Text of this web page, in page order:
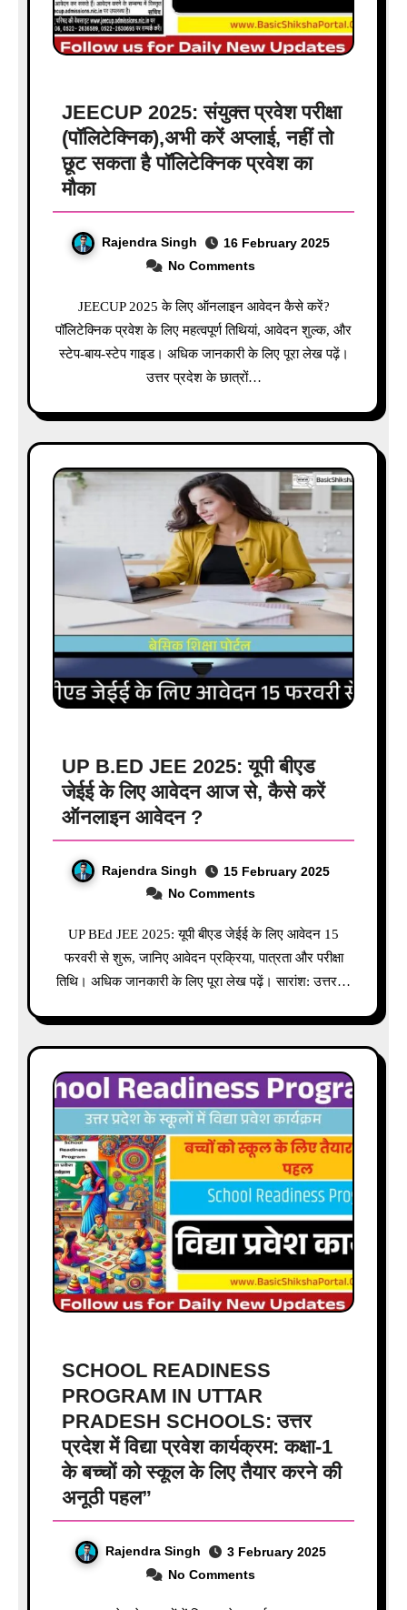
JEECUP 2025: संयुक्त प्रवेश परीक्षा
(पॉलिटेक्निक),अभी करें अप्लाई, नहीं तो
छूट सकता है पॉलिटेक्निक प्रवेश का
मौका
Rajendra Singh
16 February 2025
No Comments
JEECUP 2025 के लिए ऑनलाइन आवेदन कैसे करें?
पॉलिटेक्निक प्रवेश के लिए महत्वपूर्ण तिथियां, आवेदन शुल्क, और
स्टेप-बाय-स्टेप गाइड। अधिक जानकारी के लिए पूरा लेख पढ़ें।
उत्तर प्रदेश के छात्रों…
UP B.ED JEE 2025: यूपी बीएड
जेईई के लिए आवेदन आज से, कैसे करें
ऑनलाइन आवेदन ?
Rajendra Singh
15 February 2025
No Comments
UP BEd JEE 2025: यूपी बीएड जेईई के लिए आवेदन 15
फरवरी से शुरू, जानिए आवेदन प्रक्रिया, पात्रता और परीक्षा
तिथि। अधिक जानकारी के लिए पूरा लेख पढ़ें। सारांश: उत्तर…
SCHOOL READINESS
PROGRAM IN UTTAR
PRADESH SCHOOLS: उत्तर
प्रदेश में विद्या प्रवेश कार्यक्रम: कक्षा-1
के बच्चों को स्कूल के लिए तैयार करने की
अनूठी पहल”
Rajendra Singh
3 February 2025
No Comments